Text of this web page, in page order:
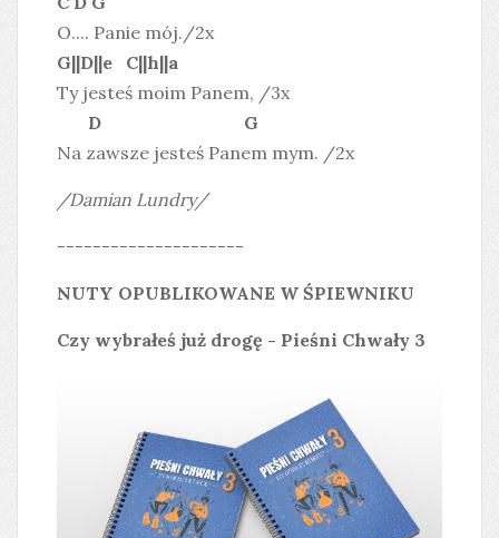
O.... Panie mój./2x
G||D||e C||h||a
Ty jesteś moim Panem, /3x
D G
Na zawsze jesteś Panem mym. /2x
/Damian Lundry/
---------------------
NUTY OPUBLIKOWANE W ŚPIEWNIKU
Czy wybrałeś już drogę - Pieśni Chwały 3